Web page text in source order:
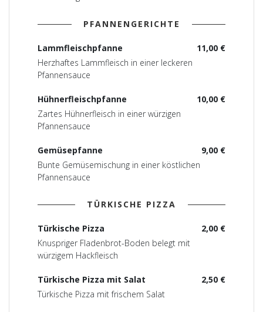
PFANNENGERICHTE
11,00 €
Lammfleischpfanne
Herzhaftes Lammfleisch in einer leckeren
Pfannensauce
10,00 €
Hühnerfleischpfanne
Zartes Hühnerfleisch in einer würzigen
Pfannensauce
9,00 €
Gemüsepfanne
Bunte Gemüsemischung in einer köstlichen
Pfannensauce
TÜRKISCHE PIZZA
2,00 €
Türkische Pizza
Knuspriger Fladenbrot-Boden belegt mit
würzigem Hackfleisch
2,50 €
Türkische Pizza mit Salat
Türkische Pizza mit frischem Salat